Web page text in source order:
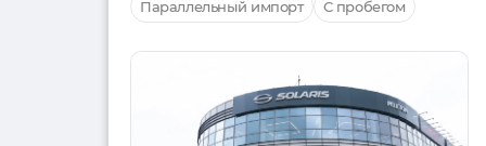
Параллельный импорт С пробегом